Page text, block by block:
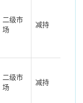
二级市
场
减持
二级市
场
减持